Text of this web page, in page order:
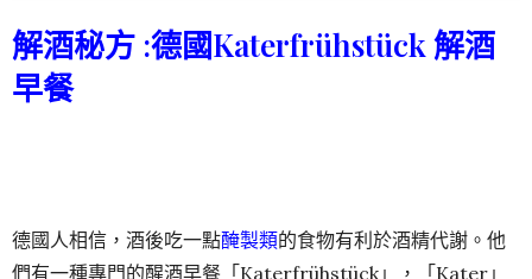
解酒秘方 :德國Katerfrühstück 解酒
早餐
德國人相信，酒後吃一點醃製類的食物有利於酒精代謝。他
們有一種專門的醒酒早餐「Katerfrühstück」，「Kater」